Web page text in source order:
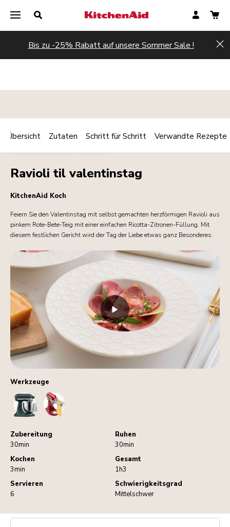
Bis zu -25% Rabatt auf unsere Sommer Sale !
Werkzeuge
StandMixerPastaRoller
Zubereitung
30min
Ruhen
30min
Kochen
3min
Gesamt
1h3
Servieren
6
Schwierigkeitsgrad
Mittelschwer
HAUPTGERICHT PASTA Print
Share
Ravioli til valentinstag
KitchenAid Koch
Feiern Sie den Valentinstag mit selbst gemachten herzförmigen Ravioli aus
pinkem Rote-Bete-Teig mit einer einfachen Ricotta-Zitronen-Füllung. Mit
diesem festlichen Gericht wird der Tag der Liebe etwas ganz Besonderes.
Übersicht Zutaten Schritt für Schritt Verwandte Rezepte